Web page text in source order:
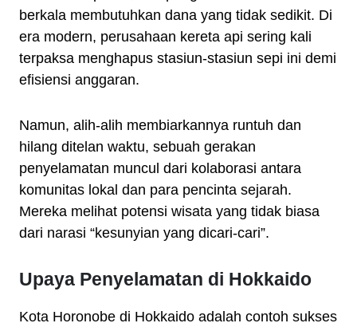
berkala membutuhkan dana yang tidak sedikit. Di
era modern, perusahaan kereta api sering kali
terpaksa menghapus stasiun-stasiun sepi ini demi
efisiensi anggaran.
Namun, alih-alih membiarkannya runtuh dan
hilang ditelan waktu, sebuah gerakan
penyelamatan muncul dari kolaborasi antara
komunitas lokal dan para pencinta sejarah.
Mereka melihat potensi wisata yang tidak biasa
dari narasi “kesunyian yang dicari-cari”.
Upaya Penyelamatan di Hokkaido
Kota Horonobe di Hokkaido adalah contoh sukses